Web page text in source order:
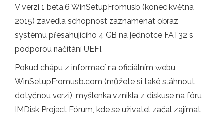
V verzi 1 beta.6 WinSetupFromusb (konec května
2015) zavedla schopnost zaznamenat obraz
systému přesahujícího 4 GB na jednotce FAT32 s
podporou načítání UEFI.
Pokud chápu z informací na oficiálním webu
WinSetupFromusb.com (můžete si také stáhnout
dotyčnou verzi), myšlenka vznikla z diskuse na fóru
IMDisk Project Fórum, kde se uživatel začal zajímat